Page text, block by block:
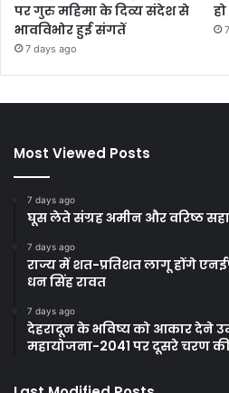
पर गुरु महिमा के दिव्य संदेश से
भावविभोर हुई संगतें
7 days ago
Most Viewed Posts
7 days ago
घूस लेते संग्रह अमीन और वरिष्ठ
7 days ago
राज्य में शत-प्रतिशत लागू होंगे
धन सिंह रावत
7 days ago
देहरादून के भविष्य को आकार देने
महायोजना-2041 पर दूसरे चरण की